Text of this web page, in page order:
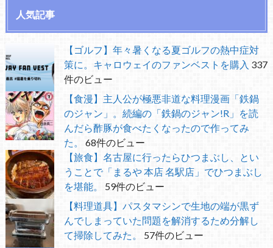
人気記事
【ゴルフ】年々暑くなる夏ゴルフの熱中症対
策に。キャロウェイのファンベストを購入 337
件のビュー
【食漫】主人公が極悪非道な料理漫画「鉄鍋
のジャン」。続編の「鉄鍋のジャン!R」を読
んだら酢豚が食べたくなったので作ってみ
た。
68件のビュー
【旅食】名古屋に行ったらひつまぶし、とい
うことで「まるや 本店 名駅店」でひつまぶし
を堪能。
59件のビュー
【料理道具】パスタマシンで生地の端が黒ず
んでしまっていた問題を解消するため分解し
て掃除してみた。
57件のビュー